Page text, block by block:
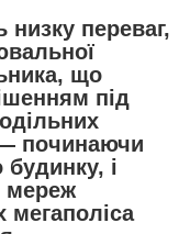
низку переваг,
що
під
починаючи
будинку, і
мереж
мегаполіса